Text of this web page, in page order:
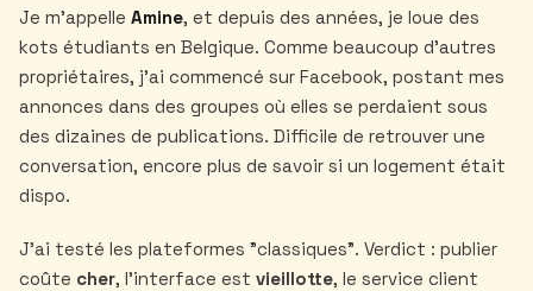
Je m'appelle Amine, et depuis des années, je loue des
kots étudiants en Belgique. Comme beaucoup d'autres
propriétaires, j'ai commencé sur Facebook, postant mes
annonces dans des groupes où elles se perdaient sous
des dizaines de publications. Difficile de retrouver une
conversation, encore plus de savoir si un logement était
dispo.
J'ai testé les plateformes "classiques". Verdict : publier
coûte cher, l'interface est vieillotte, le service client